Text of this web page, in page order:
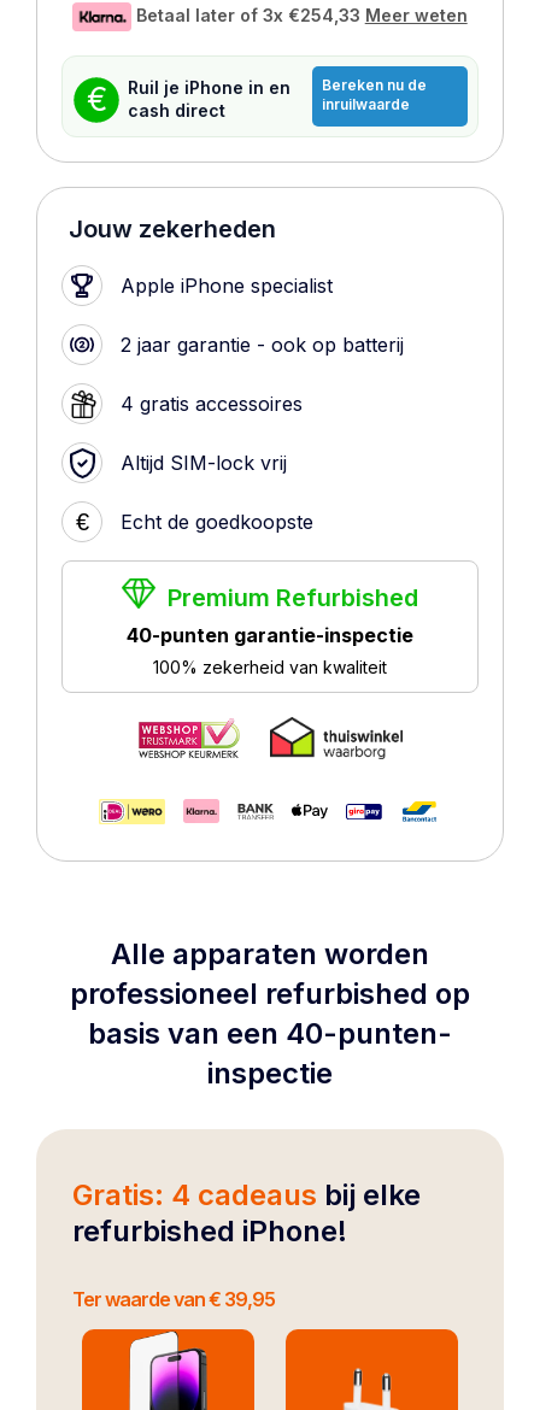
Betaal later of 3x €254,33 Meer weten
€
Ruil je iPhone in en
cash direct
Bereken nu de
inruilwaarde
Jouw zekerheden
Apple iPhone specialist
2 jaar garantie - ook op batterij
4 gratis accessoires
Altijd SIM-lock vrij
€ Echt de goedkoopste
Premium Refurbished
40-punten garantie-inspectie
100% zekerheid van kwaliteit
Alle apparaten worden
professioneel refurbished op
basis van een 40-punten-
inspectie
Gratis: 4 cadeaus bij elke
refurbished iPhone!
Ter waarde van € 39,95